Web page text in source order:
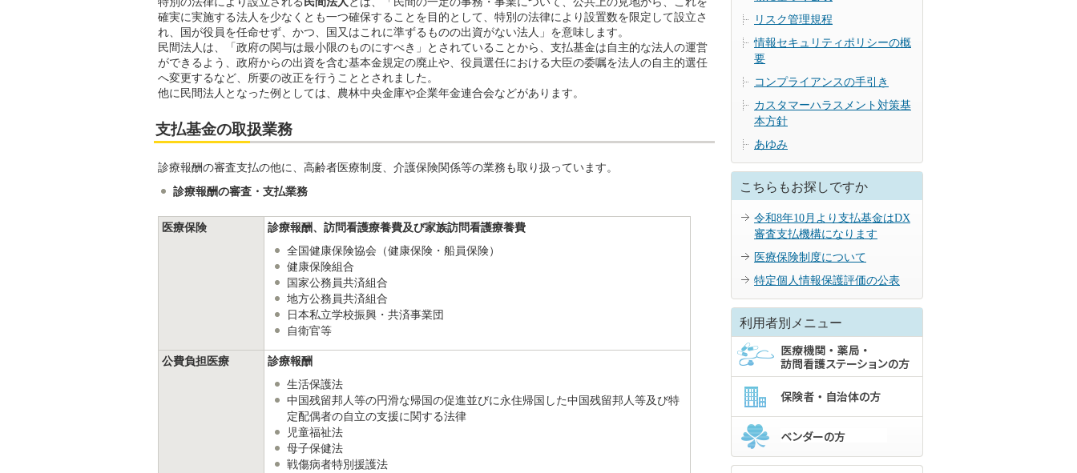
確実に実施する法人を少なくとも一つ確保することを目的として、特別の法律により設置数を限定して設立さ
れ、国が役員を任命せず、かつ、国又はこれに準ずるものの出資がない法人」を意味します。
民間法人は、「政府の関与は最小限のものにすべき」とされていることから、支払基金は自主的な法人の運営
ができるよう、政府からの出資を含む基本金規定の廃止や、役員選任における大臣の委嘱を法人の自主的選任
へ変更するなど、所要の改正を行うこととされました。
他に民間法人となった例としては、農林中央金庫や企業年金連合会などがあります。
支払基金の取扱業務
診療報酬の審査支払の他に、高齢者医療制度、介護保険関係等の業務も取り扱っています。
診療報酬の審査・支払業務
医療保険
診療報酬、訪問看護療養費及び家族訪問看護療養費
全国健康保険協会（健康保険・船員保険）
健康保険組合
国家公務員共済組合
地方公務員共済組合
日本私立学校振興・共済事業団
自衛官等
公費負担医療
診療報酬
生活保護法
中国残留邦人等の円滑な帰国の促進並びに永住帰国した中国残留邦人等及び特
定配偶者の自立の支援に関する法律
児童福祉法
母子保健法
戦傷病者特別援護法
リスク管理規程
情報セキュリティポリシーの概
要
コンプライアンスの手引き
カスタマーハラスメント対策基
本方針
あゆみ
こちらもお探しですか
令和8年10月より支払基金はDX
審査支払機構になります
医療保険制度について
特定個人情報保護評価の公表
利用者別メニュー